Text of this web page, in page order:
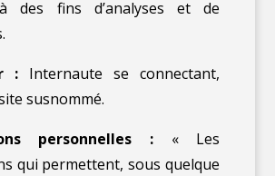
des fins d’analyses et de
:Internaute se connectant,
susnommé.
personnelles : « Les
qui permettent, sous quelque